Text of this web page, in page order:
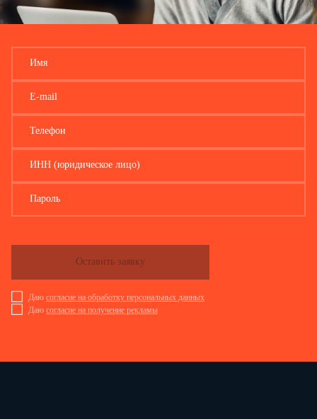
Имя
E-mail
Телефон
ИНН (юридическое лицо)
Пароль
Даю согласие на обработку персональных данных
Даю согласие на получение рекламы
Оставить заявку